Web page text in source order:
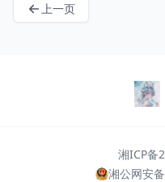
上一页
湘ICP备
湘公网安